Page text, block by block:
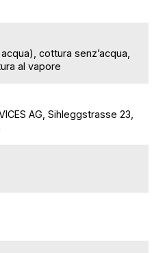
cottura senz’acqua,
al vapore
AG, Sihleggstrasse 23,